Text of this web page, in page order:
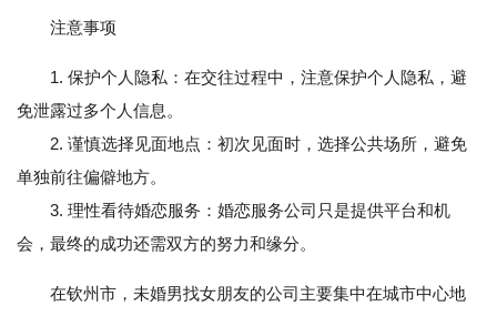
注意事项
1. 保护个人隐私：在交往过程中，注意保护个人隐私，避
免泄露过多个人信息。
2. 谨慎选择见面地点：初次见面时，选择公共场所，避免
单独前往偏僻地方。
3. 理性看待婚恋服务：婚恋服务公司只是提供平台和机
会，最终的成功还需双方的努力和缘分。
在钦州市，未婚男找女朋友的公司主要集中在城市中心地